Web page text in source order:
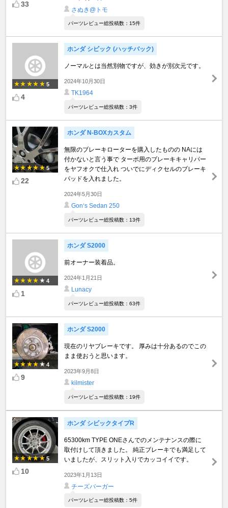
33
さぬき@トモ
パーツレビュー総投稿数：15件
5
4
ホンダ シビック (ハッチバック)
ノーマルとは当然別物ですが、効きが別次元です。
2024年10月30日
TK1964
パーツレビュー総投稿数：3件
5
22
ホンダ N-BOXカスタム
無限のブレーキローターを購入したものの NAには
付かないと言う事で ターボ用のブレーキキャリパー
をヤフオクで仕入れ ついでにディクセルのブレーキ
パッドを入れました。
2024年5月30日
Gon‘s Sedan 250
パーツレビュー総投稿数：13件
4
1
ホンダ S2000
前オーナー装着品。
2024年1月21日
Lunacy
パーツレビュー総投稿数：63件
4
9
ホンダ S2000
現在のリヤブレーキです。 厚みは十分あるのでこの
まま使おうと思います。
2023年9月8日
kilmister
パーツレビュー総投稿数：19件
5
10
ホンダ シビックタイプR
65300km TYPE ONEさんでのメンテナンスの際に
取付けして頂きました。 純正ブレーキでも満足して
いましたが、スリット入りでカッコイイです。
2023年1月13日
チーズバーガー
パーツレビュー総投稿数：5件